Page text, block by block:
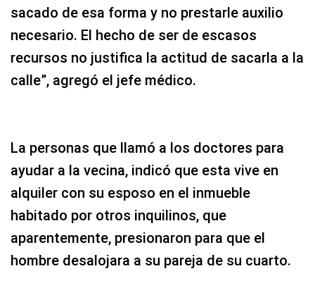
sacado de esa forma y no prestarle auxilio
necesario. El hecho de ser de escasos
recursos no justifica la actitud de sacarla a la
calle”, agregó el jefe médico.
La personas que llamó a los doctores para
ayudar a la vecina, indicó que esta vive en
alquiler con su esposo en el inmueble
habitado por otros inquilinos, que
aparentemente, presionaron para que el
hombre desalojara a su pareja de su cuarto.